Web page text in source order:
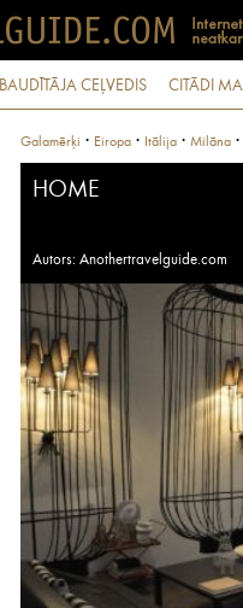
BAUDĪTĀJA CEĻVEDIS CITĀDI
Galamērķi · Eiropa · Itālija · Milāna ·
HOME
Autors: Anothertravelguide.com